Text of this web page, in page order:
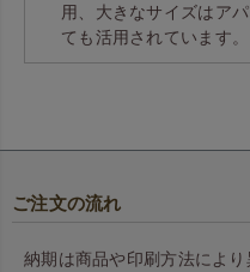
用、大きなサイズはア
ても活用されています。
ご注文の流れ
納期は商品や印刷方法によ